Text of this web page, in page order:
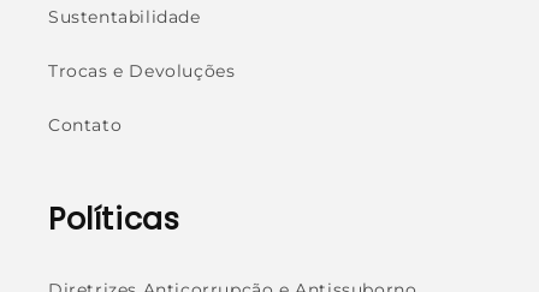
Sustentabilidade
Trocas e Devoluções
Contato
Políticas